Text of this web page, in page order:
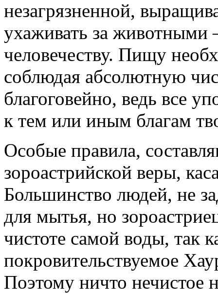
незагрязненной,
ухаживать за животными
человечеству. Пищу
соблюдая абсолютную
благоговейно, ведь все
к тем или иным благам
Особые правила,
зороастрийской веры,
Большинство людей, не
для мытья, но
чистоте самой воды, так
покровительствуемое
Поэтому ничто нечистое